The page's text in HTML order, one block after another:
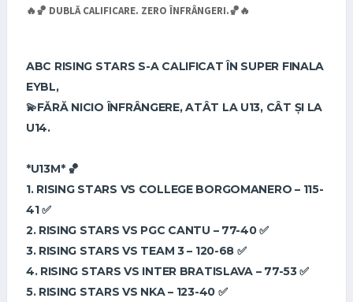
🔥🏀 DUBLĂ CALIFICARE. ZERO ÎNFRÂNGERI.🏀🔥
ABC RISING STARS S-A CALIFICAT ÎN SUPER FINALA
EYBL,
💫FĂRĂ NICIO ÎNFRÂNGERE, ATÂT LA U13, CÂT ȘI LA
U14.
*U13M* 🏀
1. RISING STARS VS COLLEGE BORGOMANERO – 115-
41 ✅
2. ⁠RISING STARS VS PGC CANTU – 77-40 ✅
3. ⁠RISING STARS VS TEAM 3 – 120-68 ✅
4. ⁠RISING STARS VS INTER BRATISLAVA – 77-53 ✅
5. ⁠RISING STARS VS NKA – 123-40 ✅